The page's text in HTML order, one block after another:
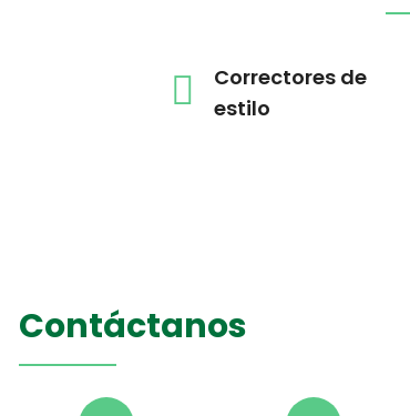
Correctores de
estilo
Contáctanos